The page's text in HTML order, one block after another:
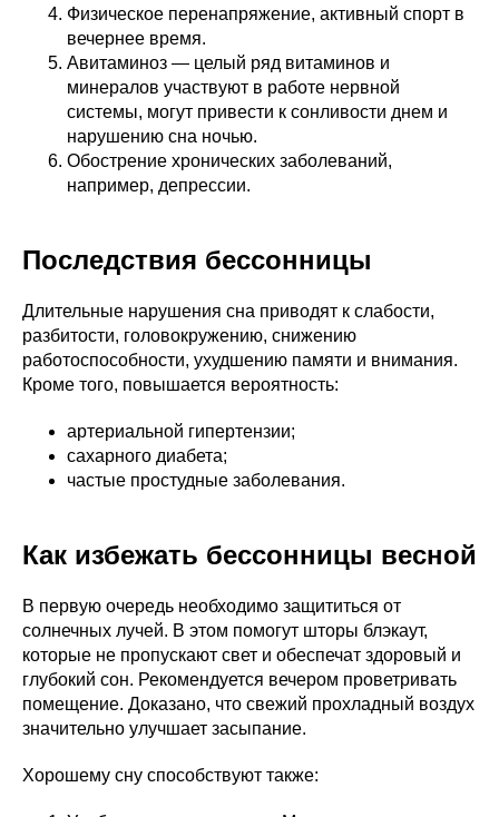
Физическое перенапряжение, активный спорт в
вечернее время.
Авитаминоз — целый ряд витаминов и
минералов участвуют в работе нервной
системы, могут привести к сонливости днем и
нарушению сна ночью.
Обострение хронических заболеваний,
например, депрессии.
Последствия бессонницы
Длительные нарушения сна приводят к слабости,
разбитости, головокружению, снижению
работоспособности, ухудшению памяти и внимания.
Кроме того, повышается вероятность:
артериальной гипертензии;
сахарного диабета;
частые простудные заболевания.
Как избежать бессонницы весной
В первую очередь необходимо защититься от
солнечных лучей. В этом помогут шторы блэкаут,
которые не пропускают свет и обеспечат здоровый и
глубокий сон. Рекомендуется вечером проветривать
помещение. Доказано, что свежий прохладный воздух
значительно улучшает засыпание.
Хорошему сну способствуют также: